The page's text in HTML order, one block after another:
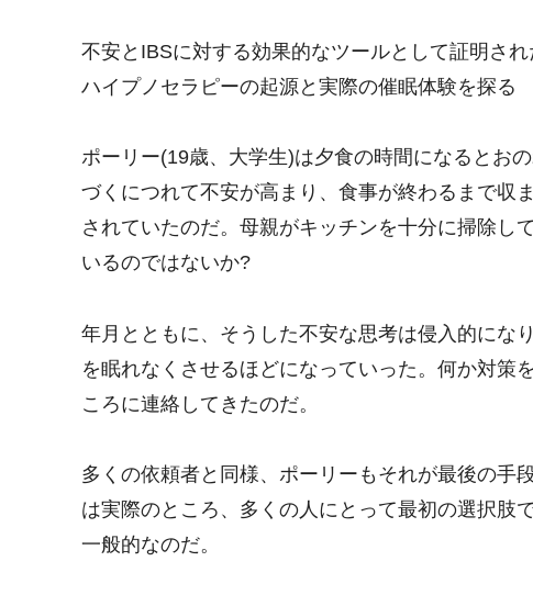
不安とIBSに対する効果的なツールとして証明さ
ハイプノセラピーの起源と実際の催眠体験を探る
ポーリー(19歳、大学生)は夕食の時間になるとお
づくにつれて不安が高まり、食事が終わるまで収
されていたのだ。母親がキッチンを十分に掃除し
いるのではないか?
年月とともに、そうした不安な思考は侵入的にな
を眠れなくさせるほどになっていった。何か対策
ころに連絡してきたのだ。
多くの依頼者と同様、ポーリーもそれが最後の手
は実際のところ、多くの人にとって最初の選択肢
一般的なのだ。